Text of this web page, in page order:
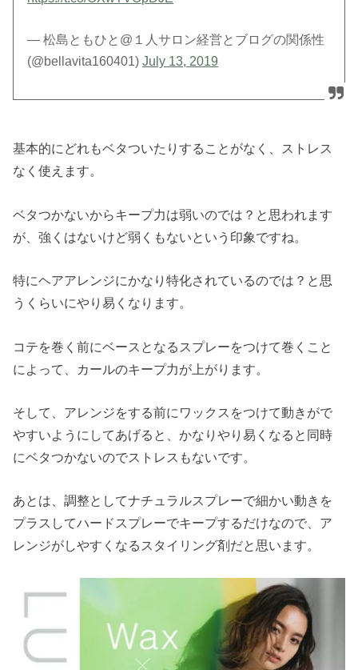
— 松島ともひと@１人サロン経営とブログの関係性
(@bellavita160401)July 13, 2019
基本的にどれもベタついたりすることがなく、ストレス
なく使えます。
ベタつかないからキープ力は弱いのでは？と思われます
が、強くはないけど弱くもないという印象ですね。
特にヘアアレンジにかなり特化されているのでは？と思
うくらいにやり易くなります。
コテを巻く前にベースとなるスプレーをつけて巻くこと
によって、カールのキープ力が上がります。
そして、アレンジをする前にワックスをつけて動きがで
やすいようにしてあげると、かなりやり易くなると同時
にベタつかないのでストレスもないです。
あとは、調整としてナチュラルスプレーで細かい動きを
プラスしてハードスプレーでキープするだけなので、ア
レンジがしやすくなるスタイリング剤だと思います。